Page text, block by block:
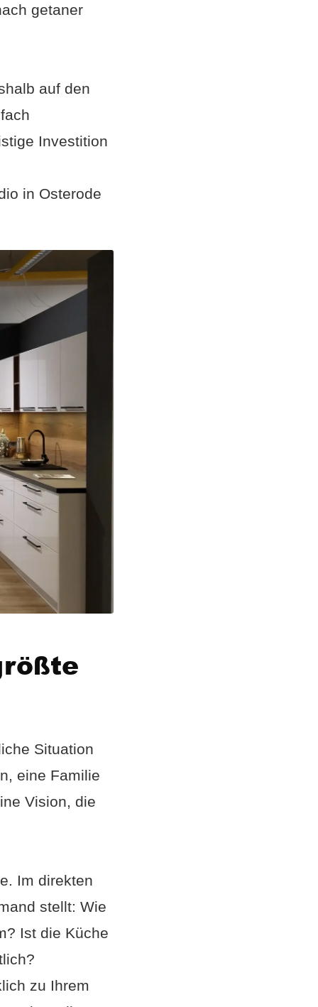
getaner
auf den
Investition
in Osterode
Situation
eine Familie
Vision, die
Im direkten
stellt: Wie
Ist die Küche
zu Ihrem